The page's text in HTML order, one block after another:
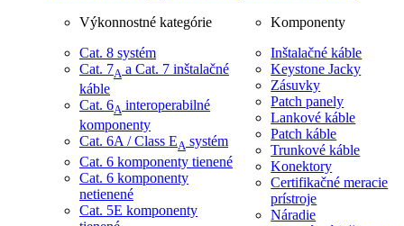
Výkonnostné kategórie
Cat. 8 systém
Cat. 7A ​ a Cat. 7 inštalačné
káble
Cat. 6A interoperabilné
komponenty
Cat. 6A / Class EA systém
Cat. 6 komponenty tienené
Cat. 6 komponenty
netienené
Cat. 5E komponenty
Komponenty
Inštalačné káble
Keystone Jacky
Zásuvky
Patch panely
Lankové káble
Patch káble
Trunkové káble
Konektory
Certifikačné meracie
prístroje
Náradie